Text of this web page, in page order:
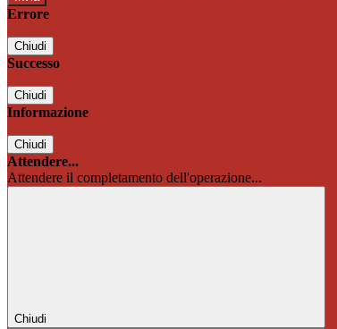
Errore
Chiudi
Successo
Chiudi
Informazione
Chiudi
Attendere...
Attendere il completamento dell'operazione...
Chiudi